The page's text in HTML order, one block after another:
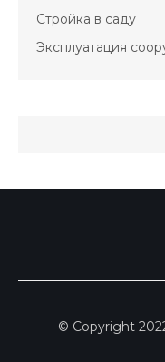
Стройка в саду
Эксплуатация
© Copyright